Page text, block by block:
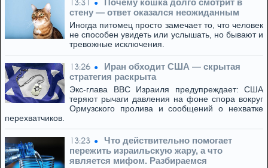
13:31
Почему кошка долго смотрит в
стену — ответ оказался неожиданным
Иногда питомец просто замечает то, что человек
не способен увидеть или услышать, но бывают и
тревожные исключения.
13:26
Иран обходит США — скрытая
стратегия раскрыта
Экс-глава ВВС Израиля предупреждает: США
теряют рычаги давления на фоне спора вокруг
Ормузского пролива и сообщений о нехватке
перехватчиков.
13:23
Что действительно помогает
пережить израильскую жару, а что
является мифом. Разбираемся